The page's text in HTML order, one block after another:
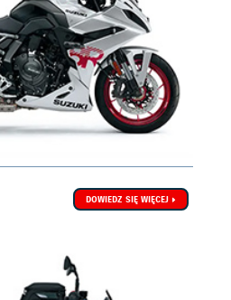
DOWIEDZ SIĘ WIĘCEJ